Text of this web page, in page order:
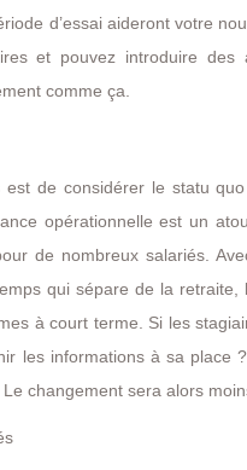
d’essai aideront votre
et pouvez introduire des
comme ça.
de considérer le statu
opérationnelle est un
de nombreux salariés.
qui sépare de la
à court terme. Si les
les informations à sa place
changement sera alors